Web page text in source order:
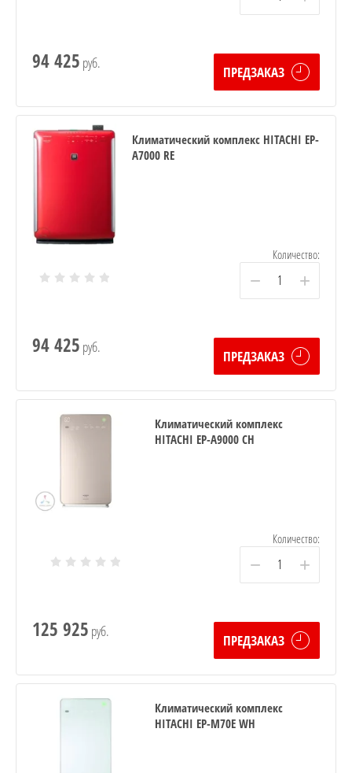
94 425 руб.
ПРЕДЗАКАЗ
Климатический комплекс HITACHI EP-
A7000 RE
Количество:
− +
94 425 руб.
ПРЕДЗАКАЗ
Климатический комплекс
HITACHI EP-A9000 CH
Количество:
− +
125 925 руб.
ПРЕДЗАКАЗ
Климатический комплекс
HITACHI EP-M70E WH